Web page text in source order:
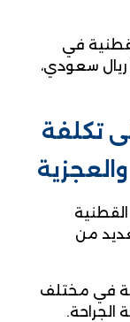
في
السعودية بين 112,000 إلى 170,000 ريال سعودي،
تكلفة
من
في مختلف
الجراحة.